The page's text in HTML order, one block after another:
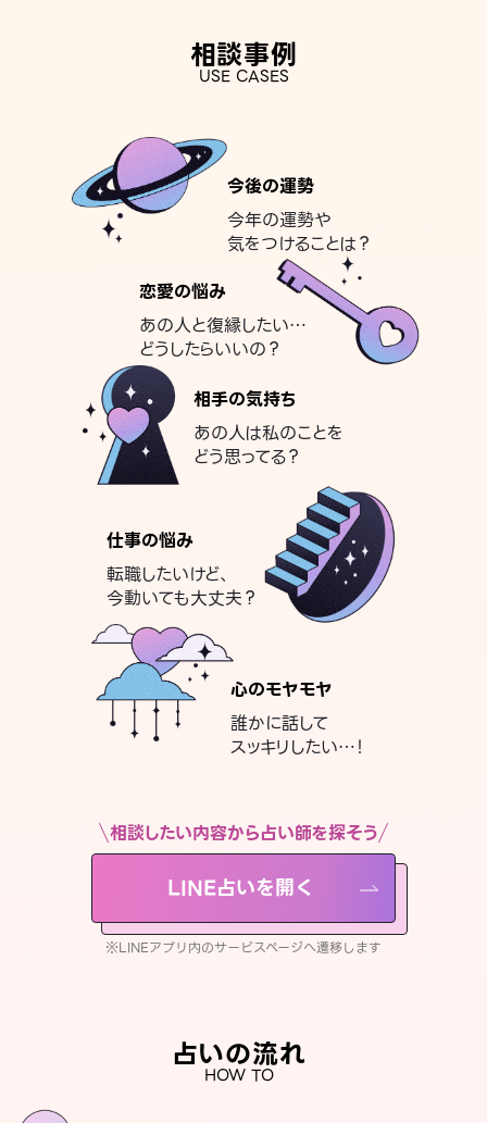
相談事例
USE CASES
今後の運勢
今年の運勢や
気をつけることは？
恋愛の悩み
あの人と復縁したい…
どうしたらいいの？
相手の気持ち
あの人は私のことを
どう思ってる？
仕事の悩み
転職したいけど、
今動いても大丈夫？
心のモヤモヤ
誰かに話して
スッキリしたい…！
相談したい内容から占い師を探そう
LINE占いを開く
※LINEアプリ内のサービスページへ遷移します
占いの流れ
HOW TO